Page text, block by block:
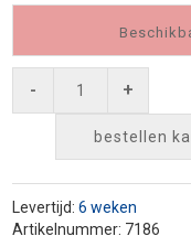
- +
bestellen
Levertijd: 6 weken
Artikelnummer: 7186